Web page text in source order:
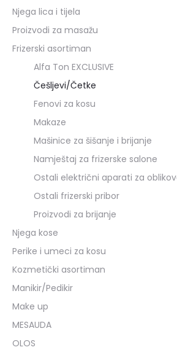
Njega lica i tijela
Proizvodi za masažu
Frizerski asortiman
Alfa Ton EXCLUSIVE
Češljevi/Četke
Fenovi za kosu
Makaze
Mašinice za šišanje i brijanje
Namještaj za frizerske salone
Ostali električni aparati za
Ostali frizerski pribor
Proizvodi za brijanje
Njega kose
Perike i umeci za kosu
Kozmetički asortiman
Manikir/Pedikir
Make up
MESAUDA
OLOS